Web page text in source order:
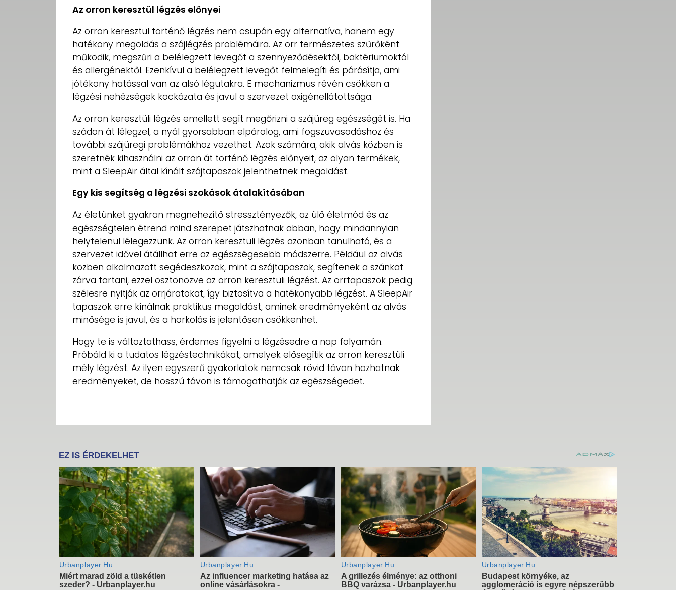
Az orron keresztül légzés előnyei
Az orron keresztül történő légzés nem csupán egy alternatíva, hanem egy
hatékony megoldás a szájlégzés problémáira. Az orr természetes szűrőként
működik, megszűri a belélegzett levegőt a szennyeződésektől, baktériumoktól
és allergénektől. Ezenkívül a belélegzett levegőt felmelegíti és párásítja, ami
jótékony hatással van az alsó légutakra. E mechanizmus révén csökken a
légzési nehézségek kockázata és javul a szervezet oxigénellátottsága.
Az orron keresztüli légzés emellett segít megőrizni a szájüreg egészségét is. Ha
szádon át lélegzel, a nyál gyorsabban elpárolog, ami fogszuvasodáshoz és
további szájüregi problémákhoz vezethet. Azok számára, akik alvás közben is
szeretnék kihasználni az orron át történő légzés előnyeit, az olyan termékek,
mint a SleepAir által kínált szájtapaszok jelenthetnek megoldást.
Egy kis segítség a légzési szokások átalakításában
Az életünket gyakran megnehezítő stressztényezők, az ülő életmód és az
egészségtelen étrend mind szerepet játszhatnak abban, hogy mindannyian
helytelenül lélegezzünk. Az orron keresztüli légzés azonban tanulható, és a
szervezet idővel átállhat erre az egészségesebb módszerre. Például az alvás
közben alkalmazott segédeszközök, mint a szájtapaszok, segítenek a szánkat
zárva tartani, ezzel ösztönözve az orron keresztüli légzést. Az orrtapaszok pedig
szélesre nyitják az orrjáratokat, így biztosítva a hatékonyabb légzést. A SleepAir
tapaszok erre kínálnak praktikus megoldást, aminek eredményeként az alvás
minősége is javul, és a horkolás is jelentősen csökkenhet.
Hogy te is változtathass, érdemes figyelni a légzésedre a nap folyamán.
Próbáld ki a tudatos légzéstechnikákat, amelyek elősegítik az orron keresztüli
mély légzést. Az ilyen egyszerű gyakorlatok nemcsak rövid távon hozhatnak
eredményeket, de hosszú távon is támogathatják az egészségedet.